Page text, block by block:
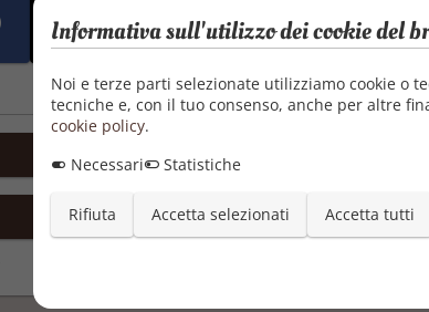
Informativa sull'utilizzo dei cookie del
Noi e terze parti selezionate utilizziamo cookie o
tecniche e, con il tuo consenso, anche per altre
cookie policy.
Necessari
Statistiche
Rifiuta Accetta selezionati Accetta tutti